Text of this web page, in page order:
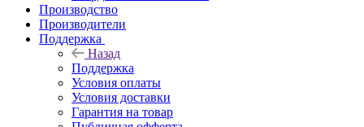
Производство
Производители
Поддержка
Назад
Поддержка
Условия оплаты
Условия доставки
Гарантия на товар